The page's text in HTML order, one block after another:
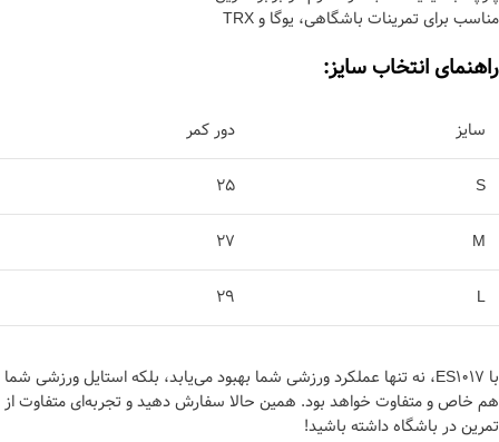
مناسب برای تمرینات باشگاهی، یوگا و TRX
راهنمای انتخاب سایز:
سایز دور کمر
S
25
M
27
L
29
با ES1017، نه تنها عملکرد ورزشی شما بهبود می‌یابد، بلکه استایل ورزشی شما
هم خاص و متفاوت خواهد بود. همین حالا سفارش دهید و تجربه‌ای متفاوت از
تمرین در باشگاه داشته باشید!